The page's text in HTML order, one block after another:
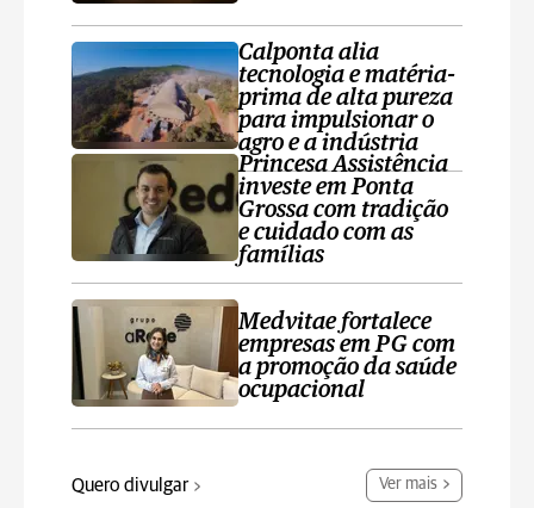
Calponta alia
tecnologia e matéria-
prima de alta pureza
para impulsionar o
agro e a indústria
Princesa Assistência
investe em Ponta
Grossa com tradição
e cuidado com as
famílias
Medvitae fortalece
empresas em PG com
a promoção da saúde
ocupacional
Quero divulgar Ver mais